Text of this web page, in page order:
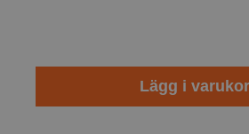
Lägg i